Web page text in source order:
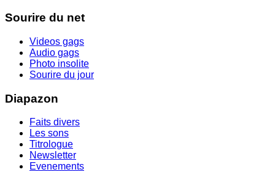
Sourire du net
Videos gags
Audio gags
Photo insolite
Sourire du jour
Diapazon
Faits divers
Les sons
Titrologue
Newsletter
Evenements